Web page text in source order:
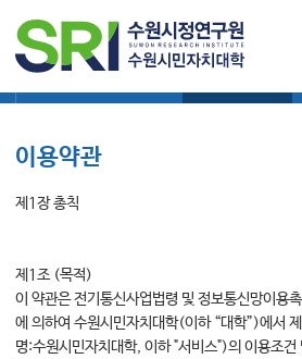
수강신청
학습과정 소개
이용약관
제1장 총칙
제1조 (목적)
이 약관은 전기통신사업법령 및 정보통신망이용
에 의하여 수원시민자치대학(이하 “대학”)에서
명:수원시민자치대학, 이하 "서비스")의 이용조건